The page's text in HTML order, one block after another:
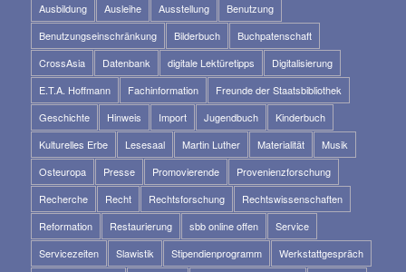
Ausbildung Ausleihe Ausstellung
Benutzung
Benutzungseinschränkung
Bilderbuch
Buchpatenschaft
CrossAsia
Datenbank digitale Lektüretipps
Digitalisierung
E.T.A. Hoffmann
Fachinformation
Freunde der Staatsbibliothek
Geschichte
Hinweis Import Jugendbuch
Kinderbuch
Kulturelles Erbe
Lesesaal Martin Luther Materialität
Musik
Osteuropa
Presse Promovierende
Provenienzforschung
Recherche
Recht Rechtsforschung
Rechtswissenschaften
Reformation
Restaurierung sbb online offen
Service
Servicezeiten
Slawistik Stipendienprogramm
Werkstattgespräch